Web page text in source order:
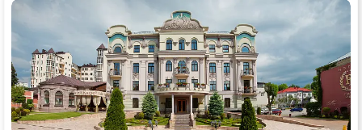
оснащены кухней, а в номерах Люкс — интересный
продуманный дизайн.
При пансионате работают бар и кафе, где гости могут заказать
комплексные обеды, ужины или перекусить в течение дня по
меню. Завтрак - шведский стол. В распоряжении отдыхающих
спа-комплекс с крытым бассейном и хаммамом, спортзал,
охраняемая автостоянка. На всей территории отеля ловит сеть
Wi-Fi. Для детей организована игровая комната.
зональный и общий классический лечебный массаж.